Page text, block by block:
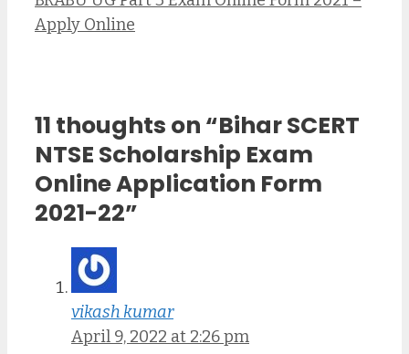
Apply Online
11 thoughts on “Bihar SCERT
NTSE Scholarship Exam
Online Application Form
2021-22”
vikash kumar
April 9, 2022 at 2:26 pm